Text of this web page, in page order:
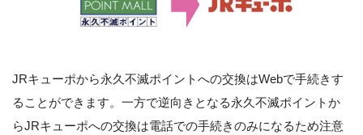
JRキューポから永久不滅ポイントへの交換はWebで手続きす
ることができます。一方で逆向きとなる永久不滅ポイントか
らJRキューポへの交換は電話での手続きのみになるため注意